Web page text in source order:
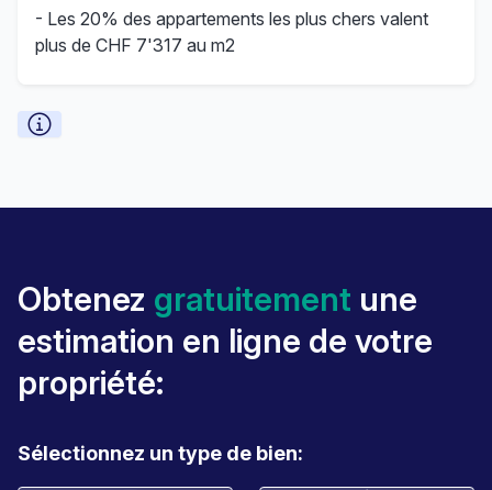
- Les 20% des appartements les plus chers valent
plus de CHF 7'317 au m2
Obtenez gratuitement une
estimation en ligne de votre
propriété:
Sélectionnez un type de bien: